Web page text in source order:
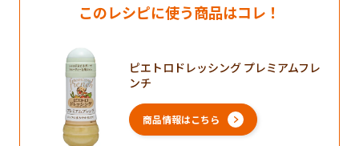
このレシピに使う商品はコレ！
ピエトロドレッシング プレミアムフレ
ンチ
商品情報はこちら